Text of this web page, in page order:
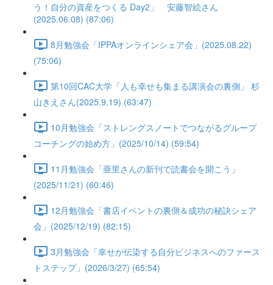
う！自分の資産をつくる Day2」 安藤智絵さん
(2025.06.08) (87:06)
8月勉強会「IPPAオンラインシェア会」(2025.08.22)
(75:06)
第10回CAC大学「人も幸せも集まる講演会の裏側」 杉
山きえさん(2025.9.19) (63:47)
10月勉強会「ストレングスノートでつながるグループ
コーチングの始め方」(2025/10/14) (59:54)
11月勉強会「亜里さんの新刊で読書会を開こう」
(2025/11/21) (60:46)
12月勉強会「書店イベントの裏側＆成功の秘訣シェア
会」(2025/12/19) (82:15)
3月勉強会「幸せが伝染する自分ビジネスへのファース
トステップ」(2026/3/27) (65:54)